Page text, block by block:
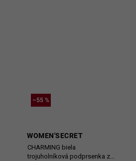
–55 %
WOMEN'SECRET
CHARMING biela
trojuholníková podprsenka z